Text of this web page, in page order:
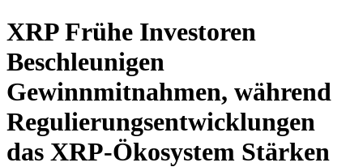
XRP Frühe Investoren
Beschleunigen
Gewinnmitnahmen, während
Regulierungsentwicklungen
das XRP-Ökosystem Stärken